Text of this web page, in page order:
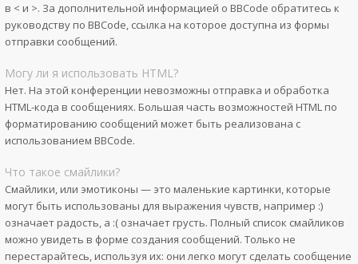
в < и >. За дополнительной информацией о BBCode обратитесь к
руководству по BBCode, ссылка на которое доступна из формы
отправки сообщений.
Могу ли я использовать HTML?
Нет. На этой конференции невозможны отправка и обработка
HTML-кода в сообщениях. Большая часть возможностей HTML по
форматированию сообщений может быть реализована с
использованием BBCode.
Что такое смайлики?
Смайлики, или эмотиконы — это маленькие картинки, которые
могут быть использованы для выражения чувств, например :)
означает радость, а :( означает грусть. Полный список смайликов
можно увидеть в форме создания сообщений. Только не
перестарайтесь, используя их: они легко могут сделать сообщение